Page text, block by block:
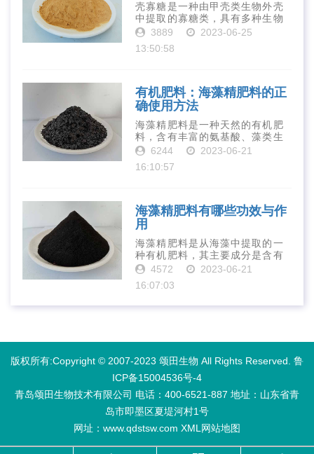
壳寡糖是一种由甲壳类生物外壳
中提取的寡糖类，具有多种生物
活性和营养价值。在农业生产
中，壳寡糖也有许多作用，特别
是作为一种新型的有机肥料，壳
3889
2023-06-25
13:50:58
有机肥料：海藻精肥料的正
确使用方法
海藻精肥料是一种天然的有机肥
料，含有丰富的氨基酸、藻类生
长素、维生素、微量元素、蛋白
质等营养物质，可以提高土壤肥
力、促进植物生长、增强植物抗
6244
2023-06-21
16:10:57
海藻精肥料有哪些功效与作
用
海藻精肥料是从海藻中提取的一
种有机肥料，其主要成分是含有
丰富的微量元素、植物生长素、
植物激素等植物营养物质。它具
有增强作物生长、促进植物根系
发达、提高作物产量等多种作用
4572
2023-06-21
16:07:03
版权所有:Copyright © 2007-2023 颂田生物 All Rights Reserved. 鲁
ICP备15004536号-4
青岛颂田生物技术有限公司 电话：400-6521-887​ 地址：山东省青
岛市即墨区夏堤河村1号
网址：www.qdstsw.com XML 网站地图